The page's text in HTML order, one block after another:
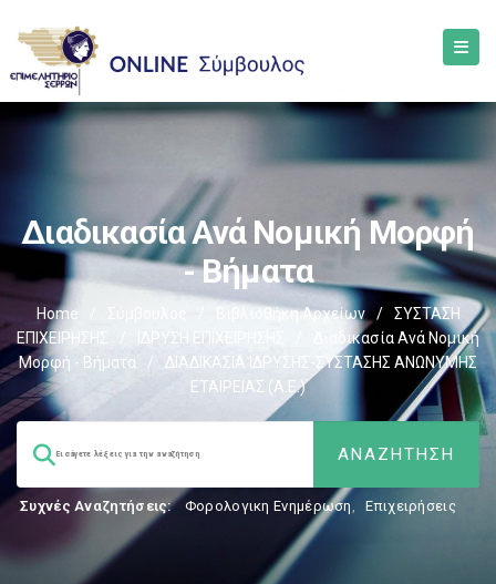
Διαδικασία Ανά Νομική Μορφή
- Βήματα
Home Βιβλιοθήκη Αρχείων /
ΣΥΣΤΑΣΗ
ΕΠΙΧΕΙΡΗΣΗΣ
ΙΔΡΥΣΗ ΕΠΙΧΕΙΡΗΣΗΣ
Διαδικασία Ανά Νομική
Μορφή - Βήματα
/
ΔΙΑΔΙΚΑΣΙΑ IΔΡΥΣΗΣ-ΣΥΣΤΑΣΗΣ ΑΝΩΝΥΜΗΣ
ΕΤΑΙΡΕΙΑΣ (Α.Ε.)
Συχνές Αναζητήσεις: Φορολογικη Ενημέρωση, Επιχειρήσεις